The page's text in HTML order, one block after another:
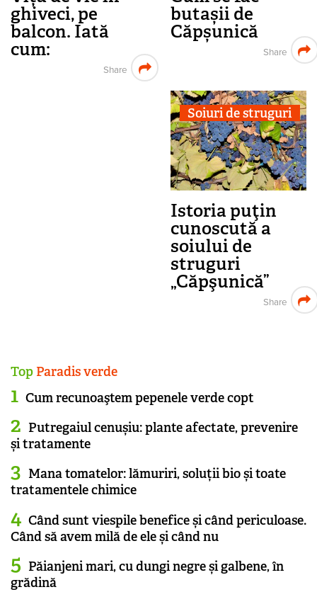
ghiveci, pe
balcon. Iată
cum:
Share
butașii de
Căpșunică
Share
Soiuri de struguri
Istoria puţin
cunoscută a
soiului de
struguri
„Căpşunică”
Share
Top Paradis verde
Cum recunoaştem pepenele verde copt
Putregaiul cenușiu: plante afectate, prevenire
și tratamente
Mana tomatelor: lămuriri, soluții bio și toate
tratamentele chimice
Când sunt viespile benefice și când periculoase.
Când să avem milă de ele și când nu
Păianjeni mari, cu dungi negre și galbene, în
grădină